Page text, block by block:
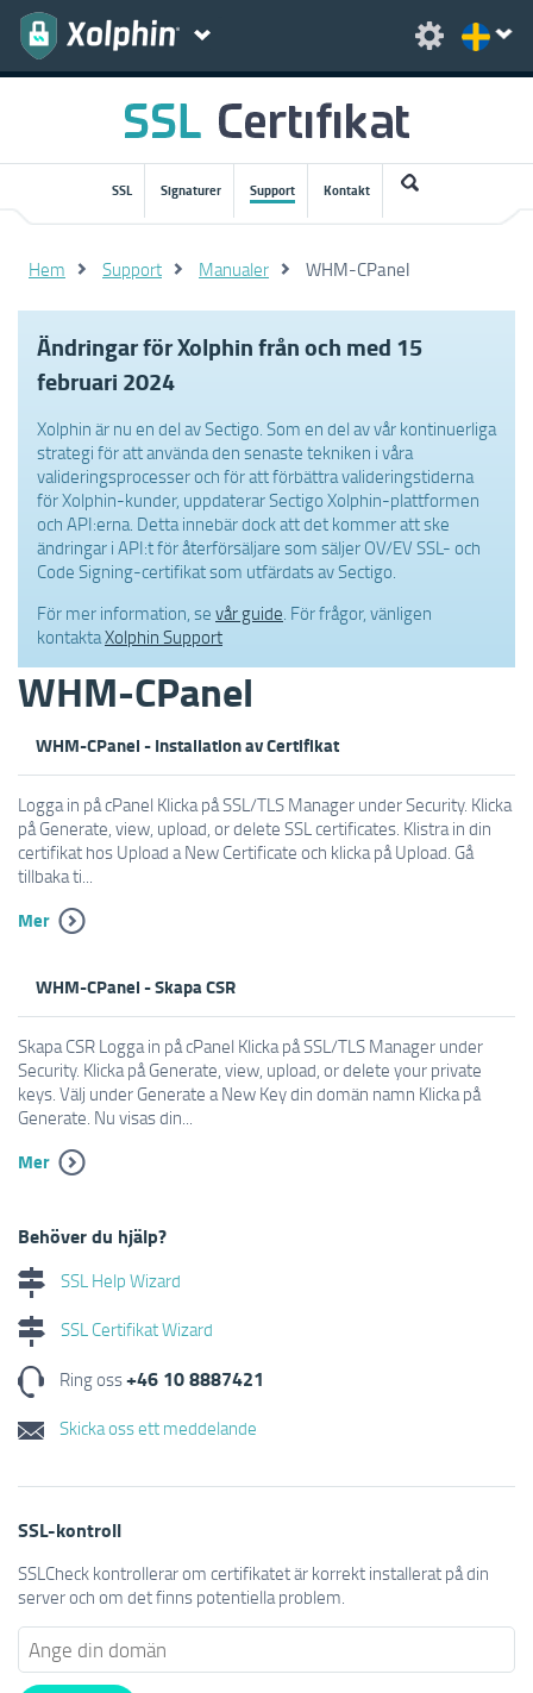
SSL Signaturer Support Kontakt
Hem Support Manualer WHM-CPanel
Ändringar för Xolphin från och med 15
februari 2024
Xolphin är nu en del av Sectigo. Som en del av vår kontinuerliga
strategi för att använda den senaste tekniken i våra
valideringsprocesser och för att förbättra valideringstiderna
för Xolphin-kunder, uppdaterar Sectigo Xolphin-plattformen
och API:erna. Detta innebär dock att det kommer att ske
ändringar i API:t för återförsäljare som säljer OV/EV SSL- och
Code Signing-certifikat som utfärdats av Sectigo.
För mer information, se vår guide. För frågor, vänligen
kontaktaXolphin Support
WHM-CPanel
WHM-CPanel - Installation av Certifikat
Logga in på cPanel Klicka på SSL/TLS Manager under Security. Klicka
på Generate, view, upload, or delete SSL certificates. Klistra in din
certifikat hos Upload a New Certificate och klicka på Upload. Gå
tillbaka ti...
Mer
WHM-CPanel - Skapa CSR
Skapa CSR Logga in på cPanel Klicka på SSL/TLS Manager under
Security. Klicka på Generate, view, upload, or delete your private
keys. Välj under Generate a New Key din domän namn Klicka på
Generate. Nu visas din...
Mer
Behöver du hjälp?
SSL Help Wizard
SSL Certifikat Wizard
Ring oss+46 10 8887421
Skicka oss ett meddelande
SSL-kontroll
SSLCheck kontrollerar om certifikatet är korrekt installerat på din
server och om det finns potentiella problem.